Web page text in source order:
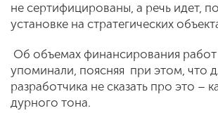
не сертифицированы, а речь идет,
установке на стратегических
Об объемах финансирования
упоминали, поясняя при этом, что
разработчика не сказать про это –
дурного тона.